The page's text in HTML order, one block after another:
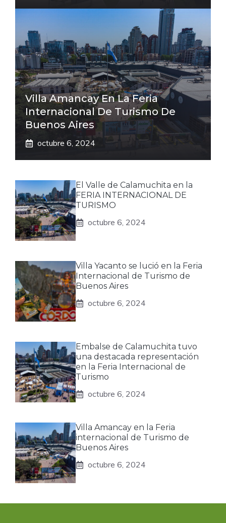
Villa Amancay En La Feria
Internacional De Turismo De
Buenos Aires
octubre 6, 2024
El Valle de Calamuchita en la
FERIA INTERNACIONAL DE
TURISMO
octubre 6, 2024
Villa Yacanto se lució en la Feria
Internacional de Turismo de
Buenos Aires
octubre 6, 2024
Embalse de Calamuchita tuvo
una destacada representación
en la Feria Internacional de
Turismo
octubre 6, 2024
Villa Amancay en la Feria
internacional de Turismo de
Buenos Aires
octubre 6, 2024